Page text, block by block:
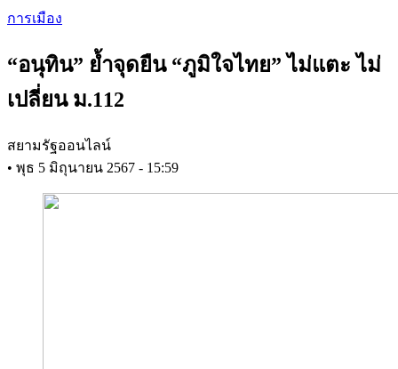
Skip
content
การเมือง
“อนุทิน” ย้ำจุดยืน “ภูมิใจไทย” ไม่แตะ ไม่
เปลี่ยน ม.112
สยามรัฐออนไลน์
• พุธ 5 มิถุนายน 2567 - 15:59